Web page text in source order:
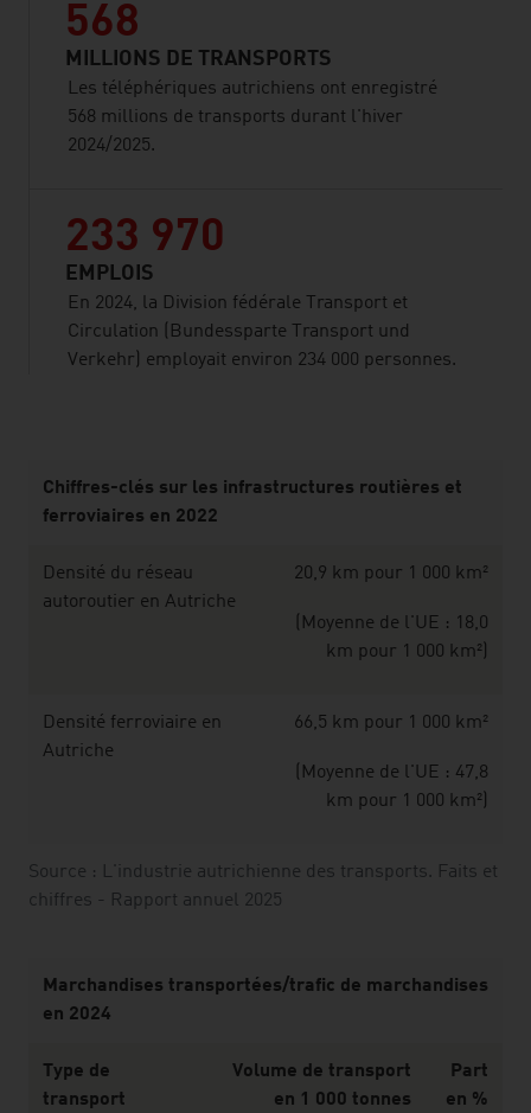
568
MILLIONS DE TRANSPORTS
Les téléphériques autrichiens ont enregistré
568 millions de transports durant l'hiver
2024/2025.
233 970
EMPLOIS
En 2024, la Division fédérale Transport et
Circulation (Bundessparte Transport und
Verkehr) employait environ 234 000 personnes.
Source : L'industrie autrichienne des transports. Faits et
chiffres - Rapport annuel 2025
Chiffres-clés sur les infrastructures routières et
ferroviaires en 2022
Densité du réseau
autoroutier en Autriche
20,9 km pour 1 000 km²
(Moyenne de l'UE : 18,0
km pour 1 000 km²)
Densité ferroviaire en
Autriche
66,5 km pour 1 000 km²
(Moyenne de l'UE : 47,8
km pour 1 000 km²)
Marchandises transportées/trafic de marchandises
en 2024
Type de
transport
Volume de transport
en 1 000 tonnes
Part
en %